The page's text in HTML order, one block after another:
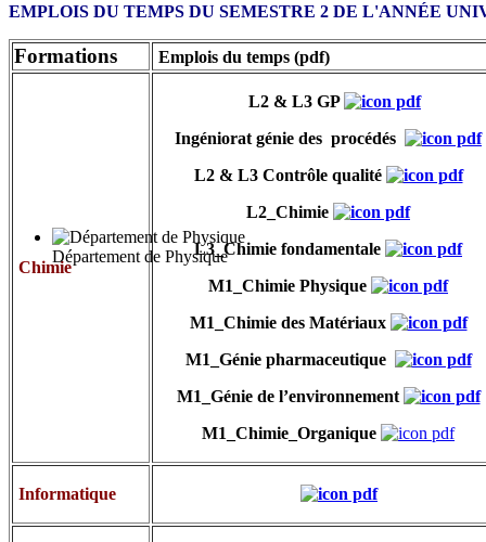
Département de Physique
EMPLOIS DU TEMPS DU SEMESTRE 2 DE L'ANNÉE
Formations Emplois du temps (pdf)
Chimie
L2 & L3 GP
Ingéniorat génie des procédés
L2 & L3 Contrôle qualité
L2_Chimie
L3_Chimie fondamentale
M1_ Chimie Physique
M1_Chimie des Matériaux
M1_Génie pharmaceutique
M1_Génie de l’environnement
M1_Chimie_Organique
Informatique